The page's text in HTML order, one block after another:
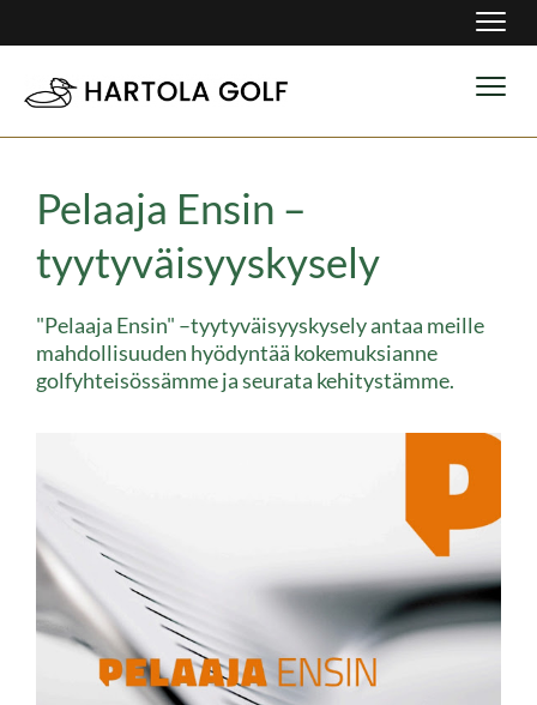
Pelaaja Ensin –
tyytyväisyyskysely
"Pelaaja Ensin" –tyytyväisyyskysely antaa meille
mahdollisuuden hyödyntää kokemuksianne
golfyhteisössämme ja seurata kehitystämme.